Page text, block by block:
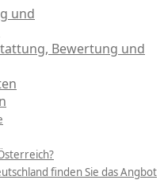
und
Bewertung und
finden Sie das Angbot